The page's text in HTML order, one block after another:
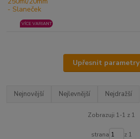
VÍCE VARIANT
Upřesnit parametry
Nejnovější Nejlevnější Nejdražší
Zobrazuji 1-1 z 1
strana z 1